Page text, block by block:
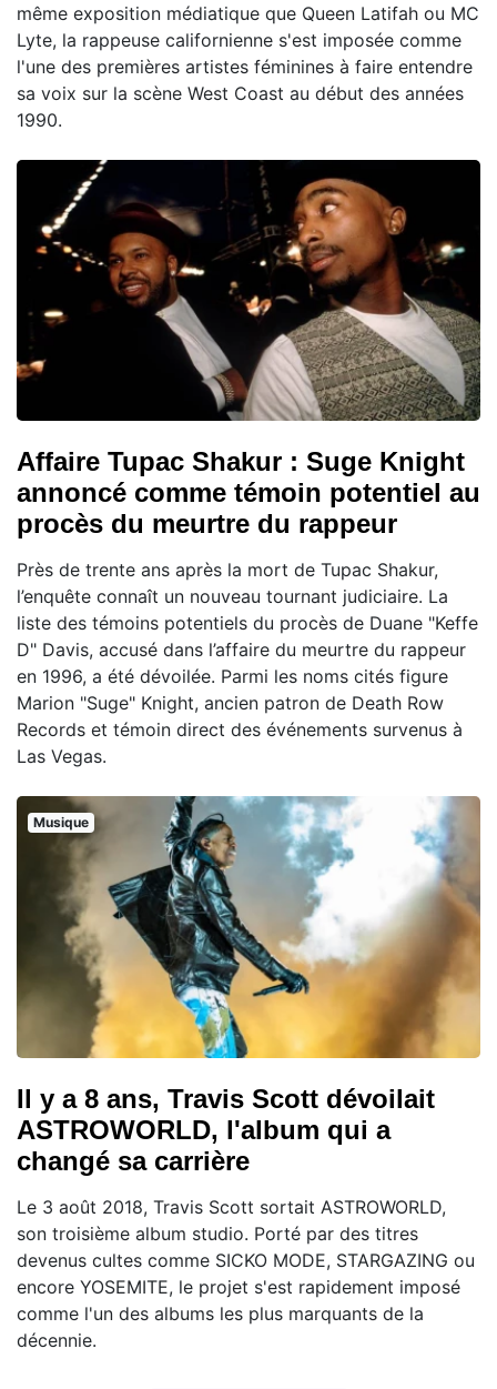
même exposition médiatique que Queen Latifah ou MC
Lyte, la rappeuse californienne s'est imposée comme
l'une des premières artistes féminines à faire entendre
sa voix sur la scène West Coast au début des années
1990.
Affaire Tupac Shakur : Suge Knight
annoncé comme témoin potentiel au
procès du meurtre du rappeur
Près de trente ans après la mort de Tupac Shakur,
l’enquête connaît un nouveau tournant judiciaire. La
liste des témoins potentiels du procès de Duane "Keffe
D" Davis, accusé dans l’affaire du meurtre du rappeur
en 1996, a été dévoilée. Parmi les noms cités figure
Marion "Suge" Knight, ancien patron de Death Row
Records et témoin direct des événements survenus à
Las Vegas.
Musique
Il y a 8 ans, Travis Scott dévoilait
ASTROWORLD, l'album qui a
changé sa carrière
Le 3 août 2018, Travis Scott sortait ASTROWORLD,
son troisième album studio. Porté par des titres
devenus cultes comme SICKO MODE, STARGAZING ou
encore YOSEMITE, le projet s'est rapidement imposé
comme l'un des albums les plus marquants de la
décennie.